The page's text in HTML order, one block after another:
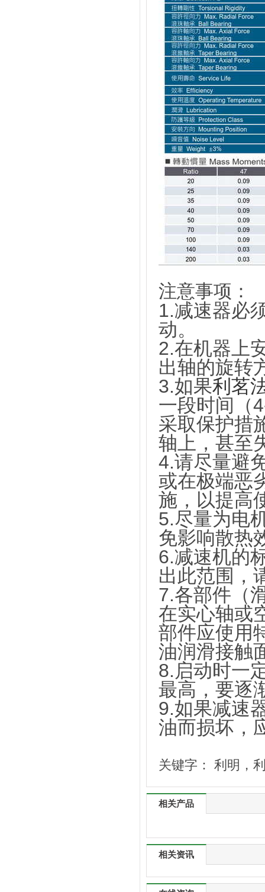
注意事项：
1.减速器必
动。
2.在机器上
出轴的旋转
3.如果利茗
一段时间（
采取保护措
轴上，甚至
4.请尽量避
或在极端恶
施，以提高
5.尽量为电
免影响散热
6.减速机的
出此范围，
7.各部件（
在实心轴或
部件应使用
油润滑接触
8.启动时一
最高，要逐
9.如果减速
油而损坏，
关键字： 利明，
相关产品
相关资讯